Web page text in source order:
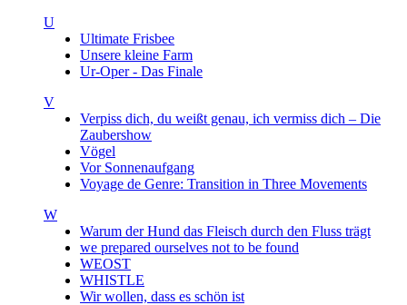
U
Ultimate Frisbee
Unsere kleine Farm
Ur-Oper - Das Finale
V
Verpiss dich, du weißt genau, ich vermiss dich – Die
Zaubershow
Vögel
Vor Sonnenaufgang
Voyage de Genre: Transition in Three Movements
W
Warum der Hund das Fleisch durch den Fluss trägt
we prepared ourselves not to be found
WEOST
WHISTLE
Wir wollen, dass es schön ist